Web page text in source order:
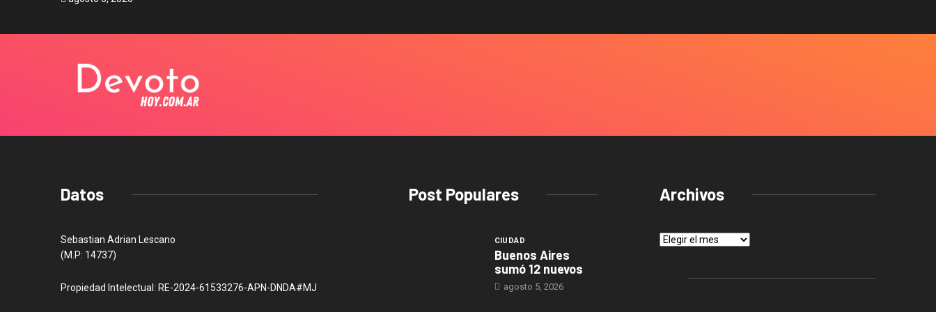
Datos
Sebastian Adrian Lescano
(M.P: 14737)
Propiedad Intelectual: RE-2024-61533276-APN-DNDA#MJ
Post Populares
CIUDAD
Buenos Aires
sumó 12 nuevos
agosto 5, 2026
Archivos
Archivos